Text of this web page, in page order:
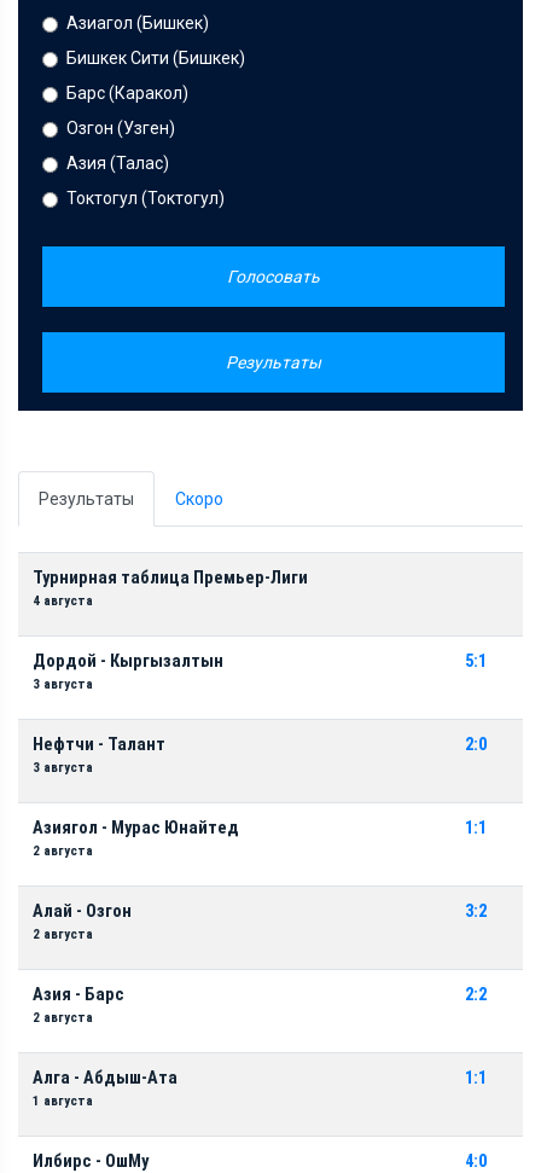
Азиагол (Бишкек)
Бишкек Сити (Бишкек)
Барс (Каракол)
Озгон (Узген)
Азия (Талас)
Токтогул (Токтогул)
Голосовать
Результаты
Результаты Скоро
Турнирная таблица Премьер-Лиги
4 августа
Дордой - Кыргызалтын
3 августа
5:1
Нефтчи - Талант
3 августа
2:0
Азиягол - Мурас Юнайтед
2 августа
1:1
Алай - Озгон
2 августа
3:2
Азия - Барс
2 августа
2:2
Алга - Абдыш-Ата
1 августа
1:1
Илбирс - ОшМу 4:0